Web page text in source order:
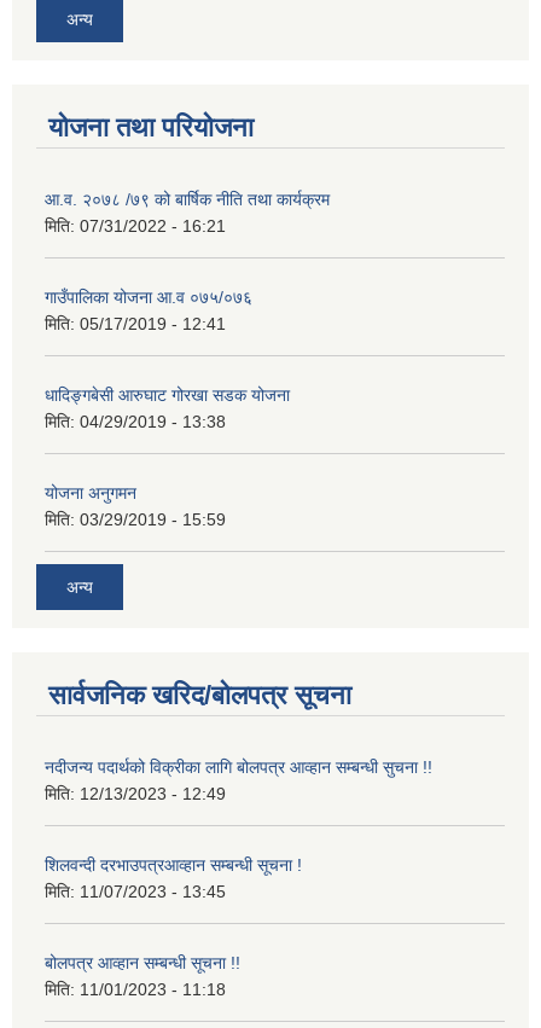
अन्य
योजना तथा परियोजना
आ.व. २०७८ /७९ को बार्षिक नीति तथा कार्यक्रम
मिति: 07/31/2022 - 16:21
गाउँपालिका योजना आ.व ०७५/०७६
मिति: 05/17/2019 - 12:41
धादिङ्गबेसी आरुघाट गोरखा सडक योजना
मिति: 04/29/2019 - 13:38
योजना अनुगमन
मिति: 03/29/2019 - 15:59
अन्य
सार्वजनिक खरिद/बोलपत्र सूचना
नदीजन्य पदार्थको विक्रीका लागि बोलपत्र आव्हान सम्बन्धी सुचना !!
मिति: 12/13/2023 - 12:49
शिलवन्दी दरभाउपत्रआव्हान सम्बन्धी सूचना !
मिति: 11/07/2023 - 13:45
बोलपत्र आव्हान सम्बन्धी सूचना !!
मिति: 11/01/2023 - 11:18